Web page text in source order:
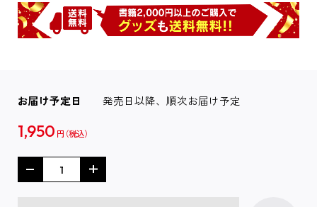
お届け予定日 発売日以降、順次お届け予定
1,950 円